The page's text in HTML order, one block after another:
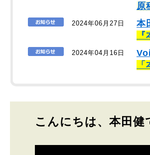
原
2024年06月27日
本
2024年04月16日
こんにちは、本田健